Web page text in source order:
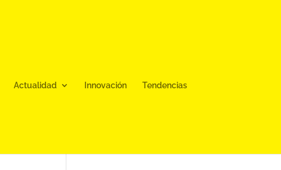
Actualidad Innovación Tendencias